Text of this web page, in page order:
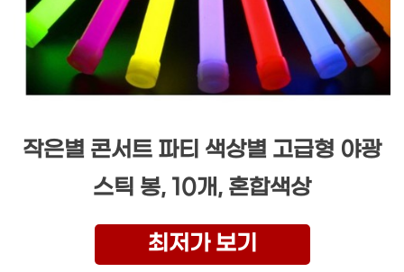
작은별 콘서트 파티 색상별 고급형 야광
스틱 봉, 10개, 혼합색상
최저가 보기